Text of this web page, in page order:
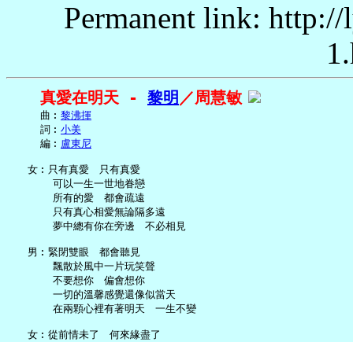
Permanent link:
真愛在明天 - 黎明 ／周慧敏
     曲︰
黎沸揮
     詞︰
小美
     編︰
盧東尼
   女︰只有真愛　只有真愛
       可以一生一世地眷戀
       所有的愛　都會疏遠
       只有真心相愛無論隔多遠
       夢中總有你在旁邊　不必相見
   男︰緊閉雙眼　都會聽見
       飄散於風中一片玩笑聲
       不要想你　偏會想你
       一切的溫馨感覺還像似當天
       在兩顆心裡有著明天　一生不變
   女︰從前情未了　何來緣盡了